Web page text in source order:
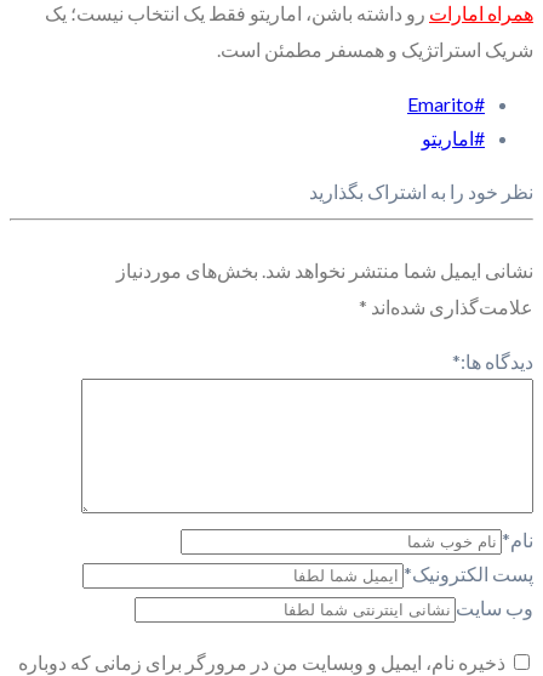
همراه امارات رو داشته باشن، اماریتو فقط یک انتخاب نیست؛ یک
شریک استراتژیک و همسفر مطمئن است.
#Emarito
#اماریتو
نظر خود را به اشتراک بگذارید
نشانی ایمیل شما منتشر نخواهد شد. بخش‌های موردنیاز
علامت‌گذاری شده‌اند *
دیدگاه ها:*
نام*
پست الکترونیک*
وب سایت
ذخیره نام، ایمیل و وبسایت من در مرورگر برای زمانی که دوباره